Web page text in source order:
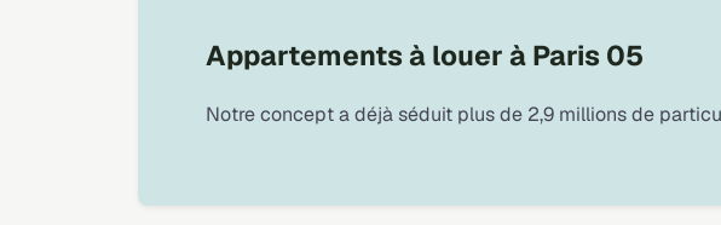
Appartements à louer à Paris 05
Notre concept a déjà séduit plus de 2,9 millions de